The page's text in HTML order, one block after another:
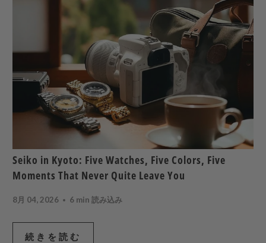
Seiko in Kyoto: Five Watches, Five Colors, Five
Moments That Never Quite Leave You
8月 04, 2026 6 min 読み込み
続きを読む